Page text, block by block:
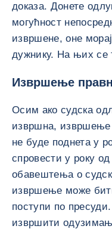
доказа. Донете
могућност
извршене, оне
дужнику. На њих се
Извршење
Осим ако судска
извршна,
не буде поднета у
спровести у року
обавештења о
извршење може
поступи по
извршити